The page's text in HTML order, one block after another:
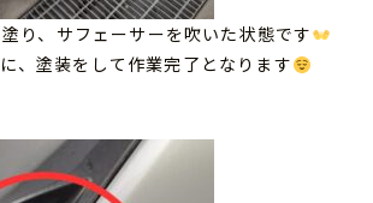
り、サフェーサーを吹いた状態です
をして作業完了となります